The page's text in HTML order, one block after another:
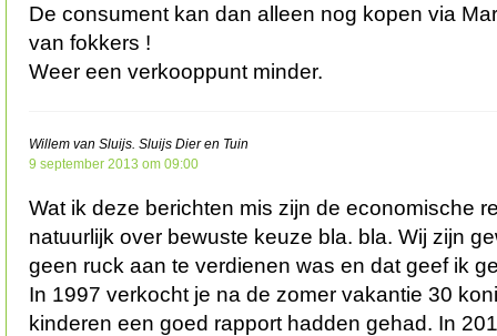
De consument kan dan alleen nog kopen via
van fokkers !
Weer een verkooppunt minder.
Willem van Sluijs. Sluijs Dier en Tuin
9 september 2013 om 09:00
Wat ik deze berichten mis zijn de economische
natuurlijk over bewuste keuze bla. bla. Wij zijn
geen ruck aan te verdienen was en dat geef ik
In 1997 verkocht je na de zomer vakantie 30
kinderen een goed rapport hadden gehad. In